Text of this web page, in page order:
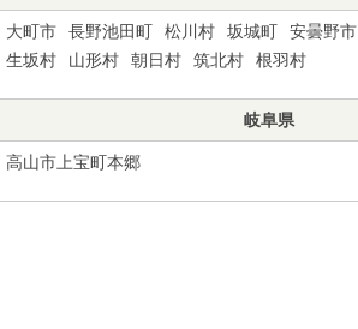
大町市 長野池田町 松川村 坂城町 安曇野市
生坂村
山形村 朝日村 筑北村 根羽村
岐阜県
高山市上宝町本郷